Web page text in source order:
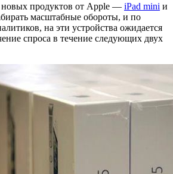
продуктов от Apple — iPad mini и
масштабные обороты, и по
на эти устройства ожидается
спроса в течение следующих двух